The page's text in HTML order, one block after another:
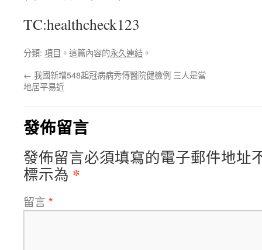
TC:healthcheck123
分類: 項目 。這篇內容的永久連結 。
← 我國新增548起冠病病秀傳醫院健檢例 三人是當
地居平易近
發佈留言
發佈留言必須填寫的電子郵件地址
標示為 *
留言 *